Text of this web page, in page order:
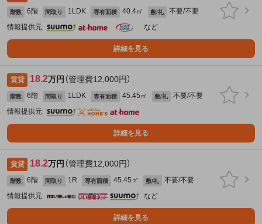
階数 6階 間取り 1LDK 専有面積 40.4㎡ 敷/礼
不要/不要
情報提供元
など
詳細を見る
賃貸 18.2万円 （管理費12,000円）
階数 6階 間取り 1LDK 専有面積 45.45㎡ 敷/礼
不要/不要
情報提供元
詳細を見る
賃貸 18.2万円 （管理費12,000円）
階数 6階 間取り 1R 専有面積 45.45㎡ 敷/礼
不要/不要
情報提供元
など
詳細を見る